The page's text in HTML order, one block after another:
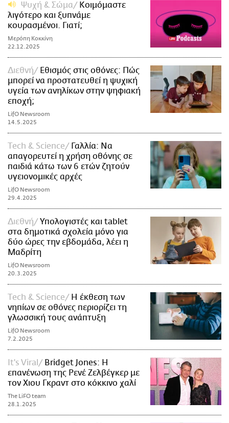
Ψυχή & Σώμα
Kοιμόμαστε
λιγότερο και ξυπνάμε
κουρασμένοι. Γιατί;
Μερόπη Κοκκίνη
22.12.2025
Διεθνή
Εθισμός στις οθόνες: Πώς
μπορεί να προστατευθεί η ψυχική
υγεία των ανηλίκων στην ψηφιακή
εποχή;
LifO Newsroom
14.5.2025
Τech & Science
Γαλλία: Να
απαγορευτεί η χρήση οθόνης σε
παιδιά κάτω των 6 ετών ζητούν
υγειονομικές αρχές
LifO Newsroom
29.4.2025
Διεθνή
Υπολογιστές και tablet
στα δημοτικά σχολεία μόνο για
δύο ώρες την εβδομάδα, λέει η
Μαδρίτη
LifO Newsroom
20.3.2025
Τech & Science
Η έκθεση των
νηπίων σε οθόνες περιορίζει τη
γλωσσική τους ανάπτυξη
LifO Newsroom
7.2.2025
It's Viral
Bridget Jones: Η
επανένωση της Ρενέ Ζελβέγκερ με
τον Χιου Γκραντ στο κόκκινο χαλί
The LiFO team
28.1.2025